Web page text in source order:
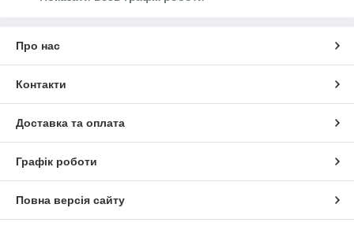
Про нас
Контакти
Доставка та оплата
Графік роботи
Повна версія сайту